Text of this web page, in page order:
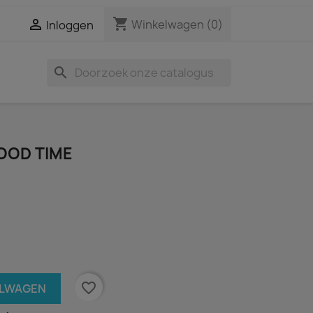
 Inloggen shopping_cart Winkelwagen (0)
search
TIME
favorite_border